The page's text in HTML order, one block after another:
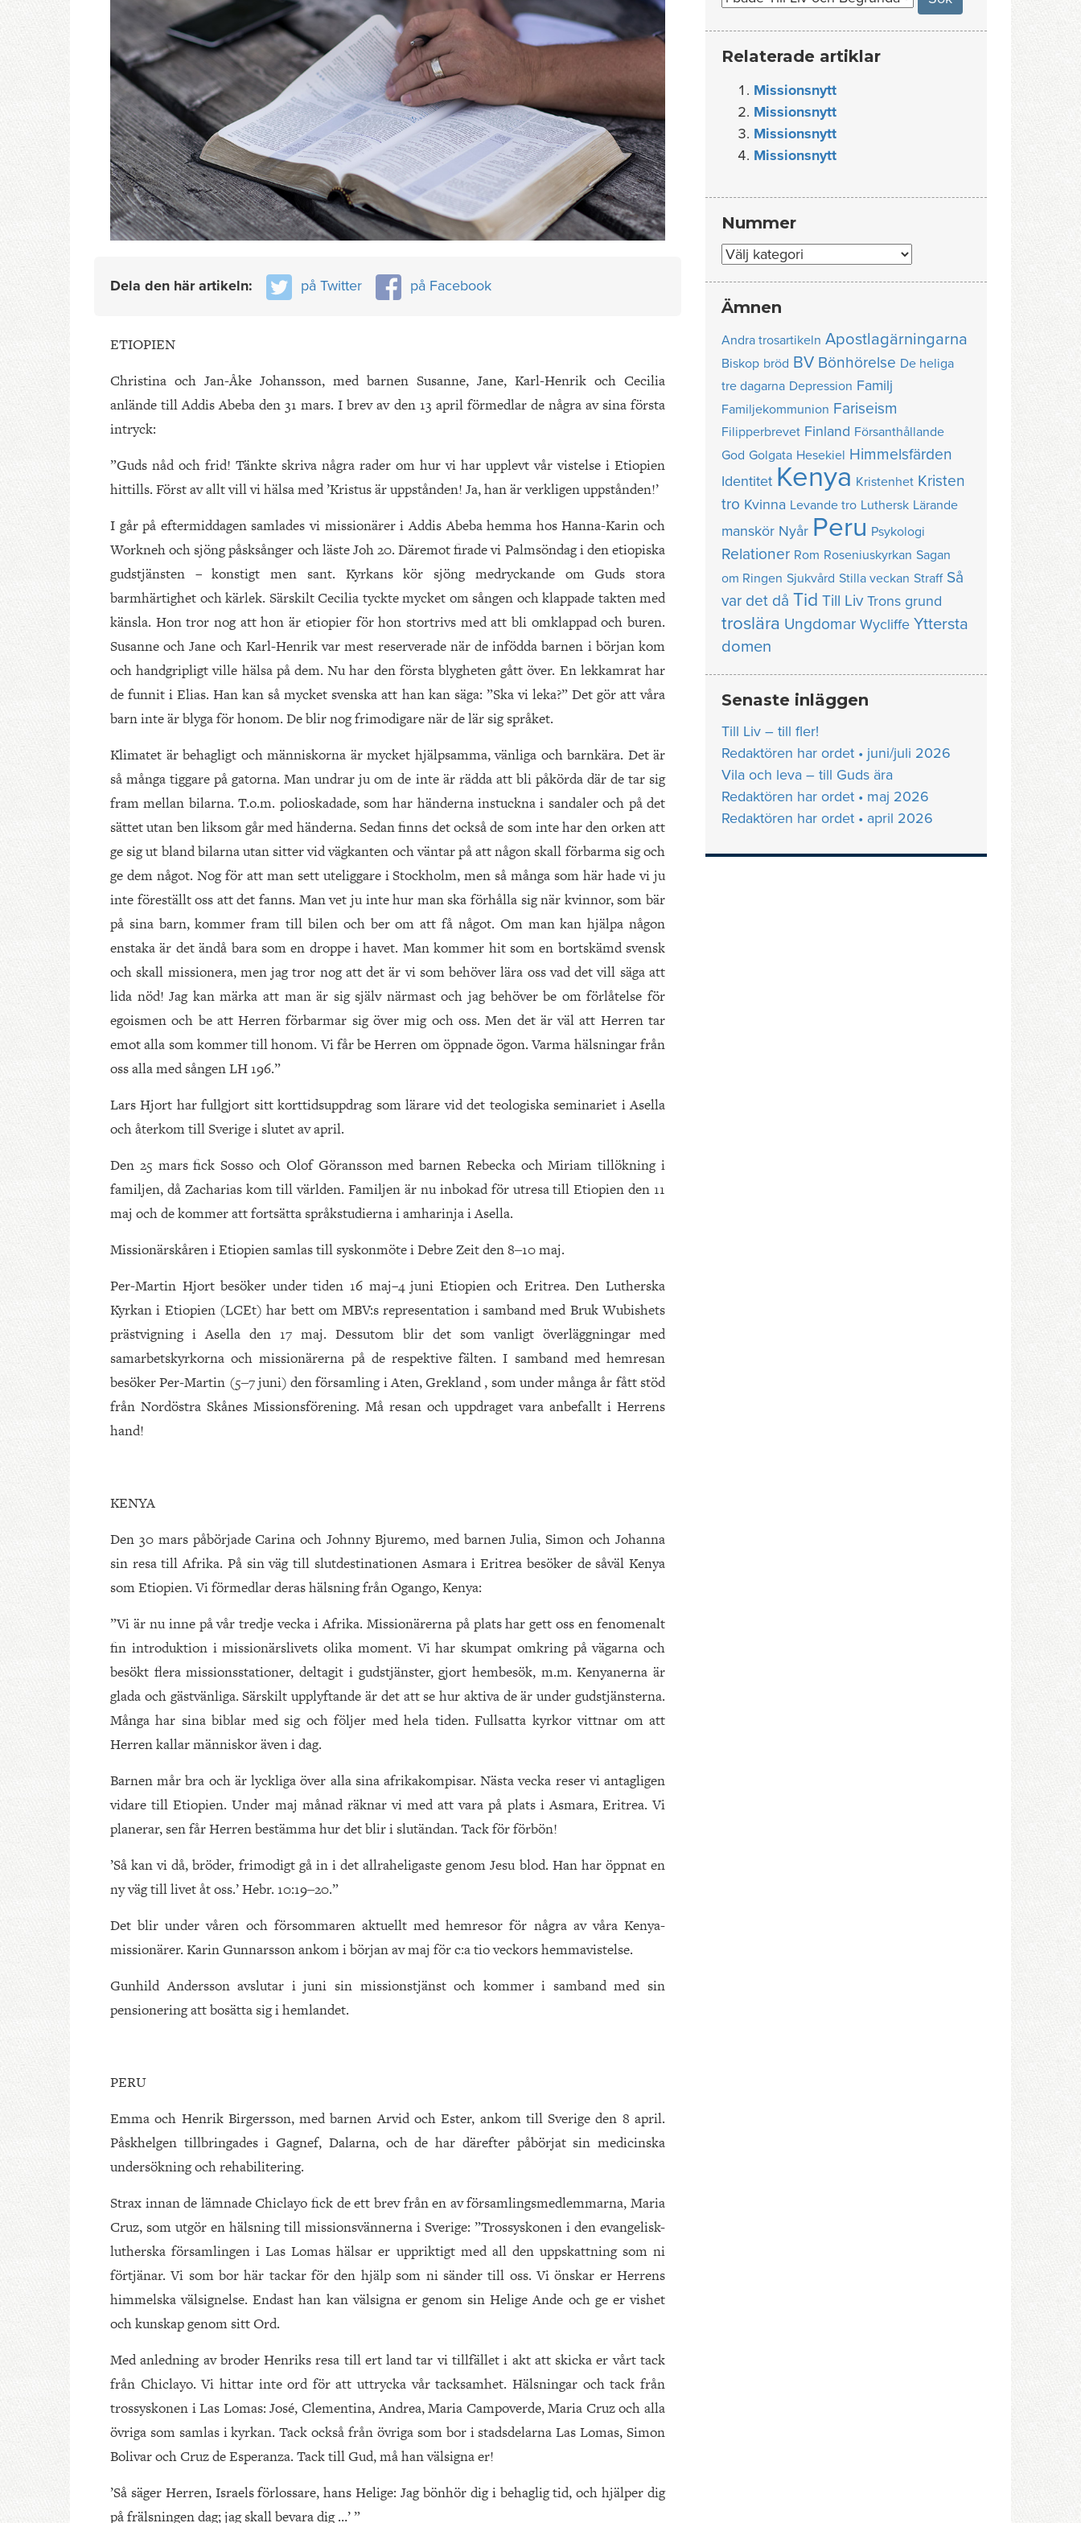
Dela den här artikeln: på Twitter på Facebook
ETIOPIEN
Christina och Jan-Åke Johansson, med barnen Susanne, Jane, Karl-Henrik och Cecilia
anlände till Addis Abeba den 31 mars. I brev av den 13 april förmedlar de några av sina första
intryck:
”Guds nåd och frid! Tänkte skriva några rader om hur vi har upplevt vår vistelse i Etiopien
hittills. Först av allt vill vi hälsa med ’Kristus är uppstånden! Ja, han är verkligen uppstånden!’
I går på eftermiddagen samlades vi missionärer i Addis Abeba hemma hos Hanna-Karin och
Workneh och sjöng påsksånger och läste Joh 20. Däremot firade vi Palmsöndag i den etiopiska
gudstjänsten – konstigt men sant. Kyrkans kör sjöng medryckande om Guds stora
barmhärtighet och kärlek. Särskilt Cecilia tyckte mycket om sången och klappade takten med
känsla. Hon tror nog att hon är etiopier för hon stortrivs med att bli omklappad och buren.
Susanne och Jane och Karl-Henrik var mest reserverade när de infödda barnen i början kom
och handgripligt ville hälsa på dem. Nu har den första blygheten gått över. En lekkamrat har
de funnit i Elias. Han kan så mycket svenska att han kan säga: ”Ska vi leka?” Det gör att våra
barn inte är blyga för honom. De blir nog frimodigare när de lär sig språket.
Klimatet är behagligt och människorna är mycket hjälpsamma, vänliga och barnkära. Det är
så många tiggare på gatorna. Man undrar ju om de inte är rädda att bli påkörda där de tar sig
fram mellan bilarna. T.o.m. polioskadade, som har händerna instuckna i sandaler och på det
sättet utan ben liksom går med händerna. Sedan finns det också de som inte har den orken att
ge sig ut bland bilarna utan sitter vid vägkanten och väntar på att någon skall förbarma sig och
ge dem något. Nog för att man sett uteliggare i Stockholm, men så många som här hade vi ju
inte föreställt oss att det fanns. Man vet ju inte hur man ska förhålla sig när kvinnor, som bär
på sina barn, kommer fram till bilen och ber om att få något. Om man kan hjälpa någon
enstaka är det ändå bara som en droppe i havet. Man kommer hit som en bortskämd svensk
och skall missionera, men jag tror nog att det är vi som behöver lära oss vad det vill säga att
lida nöd! Jag kan märka att man är sig själv närmast och jag behöver be om förlåtelse för
egoismen och be att Herren förbarmar sig över mig och oss. Men det är väl att Herren tar
emot alla som kommer till honom. Vi får be Herren om öppnade ögon. Varma hälsningar från
oss alla med sången LH 196.”
Lars Hjort har fullgjort sitt korttidsuppdrag som lärare vid det teologiska seminariet i Asella
och återkom till Sverige i slutet av april.
Den 25 mars fick Sosso och Olof Göransson med barnen Rebecka och Miriam tillökning i
familjen, då Zacharias kom till världen. Familjen är nu inbokad för utresa till Etiopien den 11
maj och de kommer att fortsätta språkstudierna i amharinja i Asella.
Missionärskåren i Etiopien samlas till syskonmöte i Debre Zeit den 8‒10 maj.
Per-Martin Hjort besöker under tiden 16 maj–4 juni Etiopien och Eritrea. Den Lutherska
Kyrkan i Etiopien (LCEt) har bett om MBV:s representation i samband med Bruk Wubishets
prästvigning i Asella den 17 maj. Dessutom blir det som vanligt överläggningar med
samarbetskyrkorna och missionärerna på de respektive fälten. I samband med hemresan
besöker Per-Martin (5‒7 juni) den församling i Aten, Grekland , som under många år fått stöd
från Nordöstra Skånes Missionsförening. Må resan och uppdraget vara anbefallt i Herrens
hand!
KENYA
Den 30 mars påbörjade Carina och Johnny Bjuremo, med barnen Julia, Simon och Johanna
sin resa till Afrika. På sin väg till slutdestinationen Asmara i Eritrea besöker de såväl Kenya
som Etiopien. Vi förmedlar deras hälsning från Ogango, Kenya:
”Vi är nu inne på vår tredje vecka i Afrika. Missionärerna på plats har gett oss en fenomenalt
fin introduktion i missionärslivets olika moment. Vi har skumpat omkring på vägarna och
besökt flera missionsstationer, deltagit i gudstjänster, gjort hembesök, m.m. Kenyanerna är
glada och gästvänliga. Särskilt upplyftande är det att se hur aktiva de är under gudstjänsterna.
Många har sina biblar med sig och följer med hela tiden. Fullsatta kyrkor vittnar om att
Herren kallar människor även i dag.
Barnen mår bra och är lyckliga över alla sina afrikakompisar. Nästa vecka reser vi antagligen
vidare till Etiopien. Under maj månad räknar vi med att vara på plats i Asmara, Eritrea. Vi
planerar, sen får Herren bestämma hur det blir i slutändan. Tack för förbön!
’Så kan vi då, bröder, frimodigt gå in i det allraheligaste genom Jesu blod. Han har öppnat en
ny väg till livet åt oss.’ Hebr. 10:19‒20.”
Det blir under våren och försommaren aktuellt med hemresor för några av våra Kenya-
missionärer. Karin Gunnarsson ankom i början av maj för c:a tio veckors hemmavistelse.
Gunhild Andersson avslutar i juni sin missionstjänst och kommer i samband med sin
pensionering att bosätta sig i hemlandet.
PERU
Emma och Henrik Birgersson, med barnen Arvid och Ester, ankom till Sverige den 8 april.
Påskhelgen tillbringades i Gagnef, Dalarna, och de har därefter påbörjat sin medicinska
undersökning och rehabilitering.
Strax innan de lämnade Chiclayo fick de ett brev från en av församlingsmedlemmarna, Maria
Cruz, som utgör en hälsning till missionsvännerna i Sverige: ”Trossyskonen i den evangelisk-
lutherska församlingen i Las Lomas hälsar er uppriktigt med all den uppskattning som ni
förtjänar. Vi som bor här tackar för den hjälp som ni sänder till oss. Vi önskar er Herrens
himmelska välsignelse. Endast han kan välsigna er genom sin Helige Ande och ge er vishet
och kunskap genom sitt Ord.
Med anledning av broder Henriks resa till ert land tar vi tillfället i akt att skicka er vårt tack
från Chiclayo. Vi hittar inte ord för att uttrycka vår tacksamhet. Hälsningar och tack från
trossyskonen i Las Lomas: José, Clementina, Andrea, Maria Campoverde, Maria Cruz och alla
övriga som samlas i kyrkan. Tack också från övriga som bor i stadsdelarna Las Lomas, Simon
Bolivar och Cruz de Esperanza. Tack till Gud, må han välsigna er!
’Så säger Herren, Israels förlossare, hans Helige: Jag bönhör dig i behaglig tid, och hjälper dig
på frälsningen dag; jag skall bevara dig …’ ”
Relaterade artiklar
Missionsnytt
Missionsnytt
Missionsnytt
Missionsnytt
Nummer
Nummer
Ämnen
Andra trosartikeln Apostlagärningarna
Biskop bröd BV Bönhörelse De heliga
tre dagarna Depression Familj
Familjekommunion Fariseism
Filipperbrevet Finland Försanthållande
God Golgata Hesekiel Himmelsfärden
Identitet Kenya Kristenhet Kristen
tro Kvinna Levande tro Luthersk Lärande
manskör Nyår Peru Psykologi
Relationer Rom Roseniuskyrkan Sagan
om Ringen Sjukvård Stilla veckan Straff Så
var det då Tid Till Liv Trons grund
troslära Ungdomar Wycliffe Yttersta
domen
Senaste inläggen
Till Liv – till fler!
Redaktören har ordet • juni/juli 2026
Vila och leva – till Guds ära
Redaktören har ordet • maj 2026
Redaktören har ordet • april 2026